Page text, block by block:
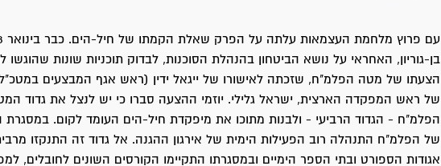
בן-גוריון, האחראי על נושא הביטחון בהנהלת הסוכנות, לבדוק תוכניות שונות שהוגשו לו,
הצעתו של מטה הפלמ"ח, שזכתה לאישורו של ייגאל ידין (ראש אגף המבצעים
של ראש המפקדה הארצית, ישראל גלילי. יוזמי ההצעה סברו כי יש לנצל את גדוד
הפלמ"ח - הגדוד הרביעי - ולבנות מתוכו את מיפקדת חיל-הים העומד לקום. במסגרת
של הפלמ"ח התנהלה רוב הפעילות הימית של אירגון ההגנה. אל גדוד זה התנקזו
אגודות הספורט ובתי הספר הימיים ובמסגרתו התקיימו הקורסים השונים לחובלים,